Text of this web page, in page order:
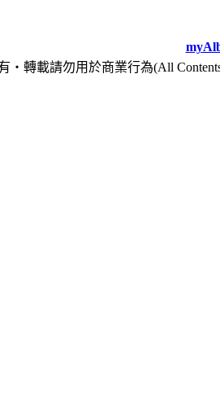
‧轉載請勿用於商業行為(All Contents